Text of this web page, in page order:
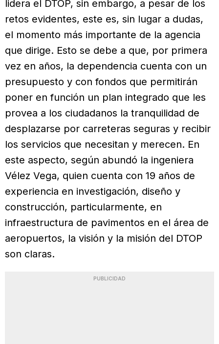
lidera el DTOP, sin embargo, a pesar de los
retos evidentes, este es, sin lugar a dudas,
el momento más importante de la agencia
que dirige. Esto se debe a que, por primera
vez en años, la dependencia cuenta con un
presupuesto y con fondos que permitirán
poner en función un plan integrado que les
provea a los ciudadanos la tranquilidad de
desplazarse por carreteras seguras y recibir
los servicios que necesitan y merecen. En
este aspecto, según abundó la ingeniera
Vélez Vega, quien cuenta con 19 años de
experiencia en investigación, diseño y
construcción, particularmente, en
infraestructura de pavimentos en el área de
aeropuertos, la visión y la misión del DTOP
son claras.
PUBLICIDAD